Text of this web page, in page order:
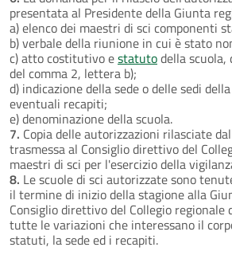
presentata al Presidente della Giunta
a) elenco dei maestri di sci componenti
b) verbale della riunione in cui è stato
c) atto costitutivo estatutodella
del comma 2, lettera b);
d) indicazione della sede o delle sedi
eventuali recapiti;
e) denominazione della scuola.
7. Copia delle autorizzazioni rilasciate
trasmessa al Consiglio direttivo del
maestri di sci per l'esercizio della
8. Le scuole di sci autorizzate sono
il termine di inizio della stagione alla
Consiglio direttivo del Collegio regionale
tutte le variazioni che interessano il
statuti, la sede ed i recapiti.